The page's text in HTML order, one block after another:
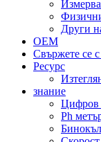
Други
OEM
Свържете се
Ресурс
знание
Цифров
Ph